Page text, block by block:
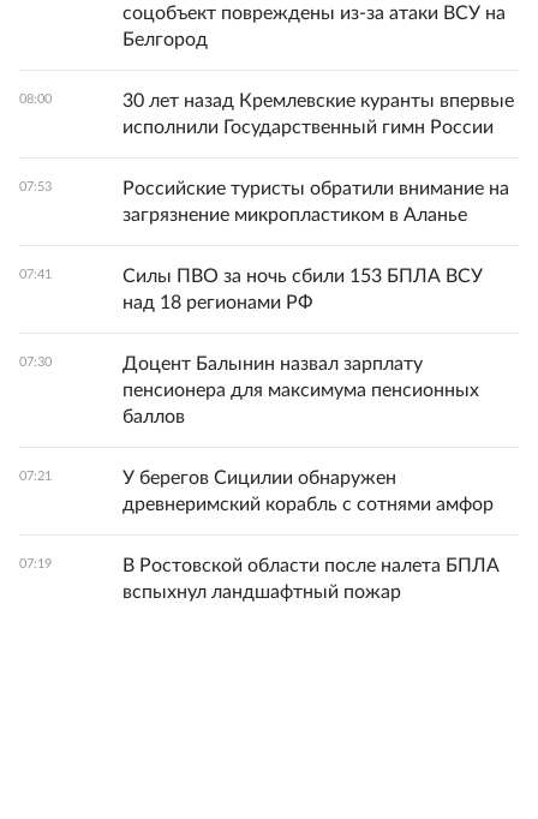
соцобъект повреждены из-за атаки ВСУ на
Белгород
08:00
30 лет назад Кремлевские куранты впервые
исполнили Государственный гимн России
07:53
Российские туристы обратили внимание на
загрязнение микропластиком в Аланье
07:41
Силы ПВО за ночь сбили 153 БПЛА ВСУ
над 18 регионами РФ
07:30
Доцент Балынин назвал зарплату
пенсионера для максимума пенсионных
баллов
07:21
У берегов Сицилии обнаружен
древнеримский корабль с сотнями амфор
07:19
В Ростовской области после налета БПЛА
вспыхнул ландшафтный пожар